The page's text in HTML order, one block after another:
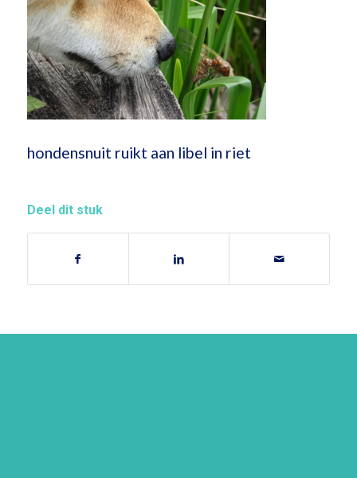
hondensnuit ruikt aan libel in riet
Deel dit stuk